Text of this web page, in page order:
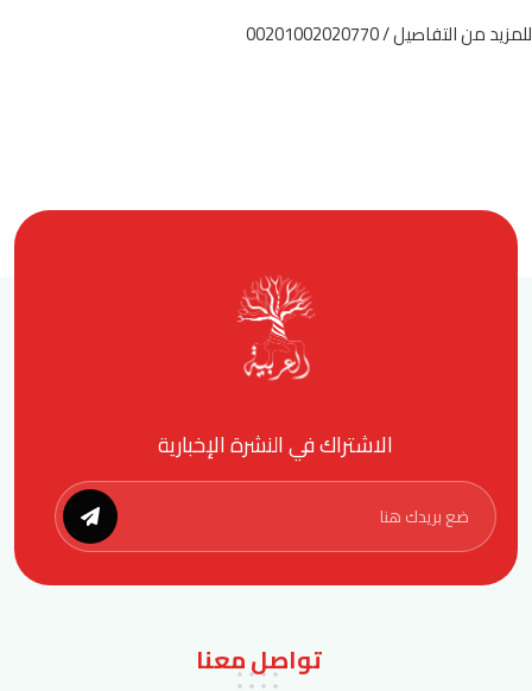
للمزيد من التفاصيل / 00201002020770
الاشتراك في النشرة الإخبارية
تواصل معنا